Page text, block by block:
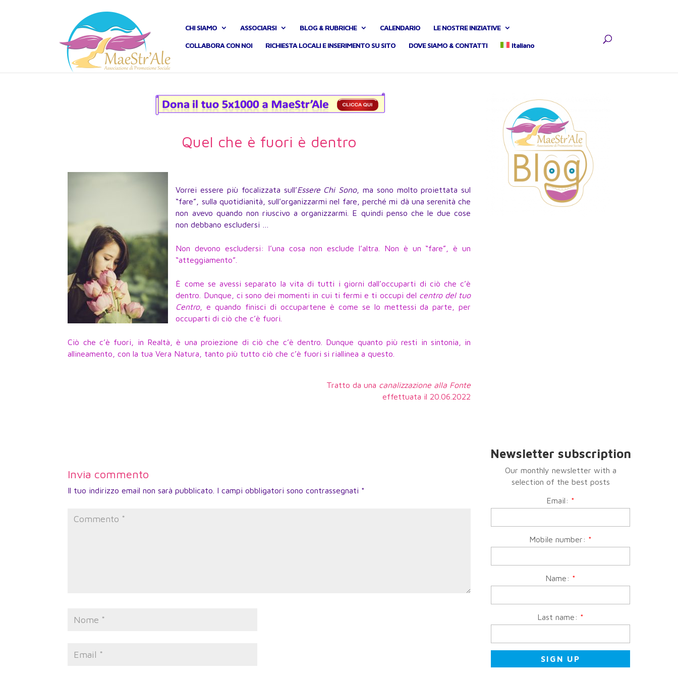
CHI SIAMO ASSOCIARSI BLOG & RUBRICHE CALENDARIO LE NOSTRE INIZIATIVE
COLLABORA CON NOI RICHIESTA LOCALI E INSERIMENTO SU SITO DOVE SIAMO & CONTATTI Italiano
Quel che è fuori è dentro
Vorrei essere più focalizzata sull’Essere Chi Sono, ma sono molto proiettata sul
“fare”, sulla quotidianità, sull’organizzarmi nel fare, perché mi dà una serenità che
non avevo quando non riuscivo a organizzarmi. E quindi penso che le due cose
non debbano escludersi …
Non devono escludersi: l’una cosa non esclude l’altra. Non è un “fare”, è un
“atteggiamento”.
È come se avessi separato la vita di tutti i giorni dall’occuparti di ciò che c’è
dentro. Dunque, ci sono dei momenti in cui ti fermi e ti occupi del centro del tuo
Centro, e quando finisci di occupartene è come se lo mettessi da parte, per
occuparti di ciò che c’è fuori.
Ciò che c’è fuori, in Realtà, è una proiezione di ciò che c’è dentro. Dunque quanto più resti in sintonia, in
allineamento, con la tua Vera Natura, tanto più tutto ciò che c’è fuori si riallinea a questo.
Tratto da una canalizzazione alla Fonte
effettuata il 20.06.2022
Invia commento
Il tuo indirizzo email non sarà pubblicato. I campi obbligatori sono contrassegnati *
Newsletter subscription
Our monthly newsletter with a
selection of the best posts
Email: *
Mobile number: *
Name: *
Last name: *